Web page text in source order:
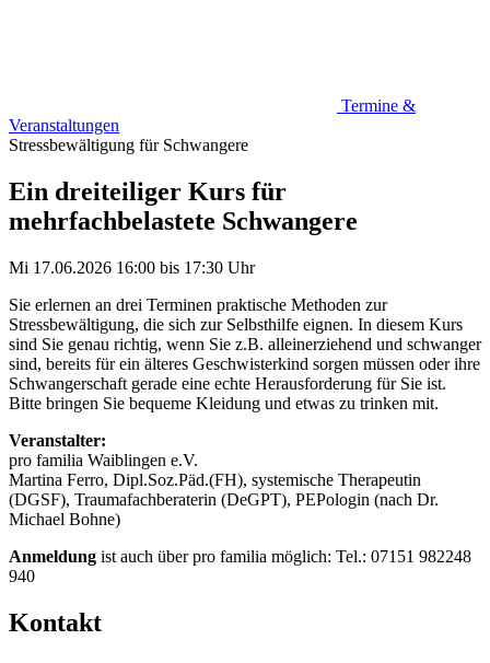
Termine &
Veranstaltungen
Stressbewältigung für Schwangere
Ein dreiteiliger Kurs für
mehrfachbelastete Schwangere
Mi 17.06.2026 16:00 bis 17:30 Uhr
Sie erlernen an drei Terminen praktische Methoden zur
Stressbewältigung, die sich zur Selbsthilfe eignen. In diesem Kurs
sind Sie genau richtig, wenn Sie z.B. alleinerziehend und schwanger
sind, bereits für ein älteres Geschwisterkind sorgen müssen oder ihre
Schwangerschaft gerade eine echte Herausforderung für Sie ist.
Bitte bringen Sie bequeme Kleidung und etwas zu trinken mit.
Veranstalter:
pro familia Waiblingen e.V.
Martina Ferro, Dipl.Soz.Päd.(FH), systemische Therapeutin
(DGSF), Traumafachberaterin (DeGPT), PEPologin (nach Dr.
Michael Bohne)
Anmeldung ist auch über pro familia möglich: Tel.: 07151 982248
940
Kontakt